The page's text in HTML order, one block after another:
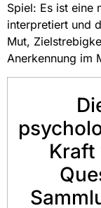
Spiel: Es ist eine
interpretiert und
Mut,
Anerkennung im
Kraft